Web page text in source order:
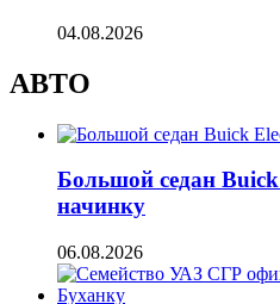
04.08.2026
АВТО
Большой седан
начинку
06.08.2026